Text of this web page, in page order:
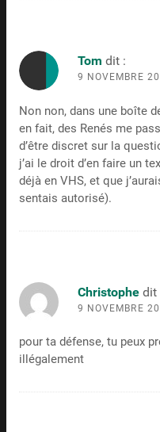
Tom dit :
9 NOVEMBRE
Non non, dans une boîte
en fait, des Renés me
d’être discret sur la
j’ai le droit d’en faire un
déjà en VHS, et que
sentais autorisé).
Christophe dit
9 NOVEMBRE
pour ta défense, tu peux
illégalement